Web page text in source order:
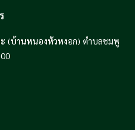
(บ้านหนองหัวหงอก) ตำบลชมพู